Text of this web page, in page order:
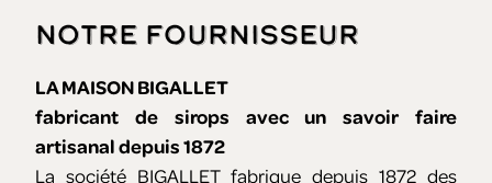
Notre fournisseur
LA MAISON BIGALLET
fabricant de sirops avec un savoir faire
artisanal depuis 1872
La société BIGALLET fabrique depuis 1872 des